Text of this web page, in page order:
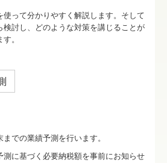
使って分かりやすく解説します。そして
検討し、どのような対策を講じることが
。
での業績予測を行います。
測に基づく必要納税額を事前にお知らせ